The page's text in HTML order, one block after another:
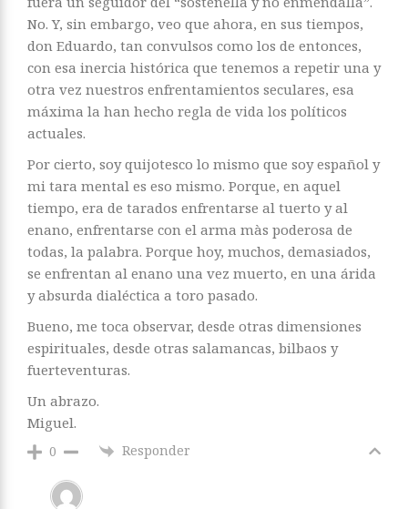
No. Y, sin embargo, veo que ahora, en sus tiempos,
don Eduardo, tan convulsos como los de entonces,
con esa inercia histórica que tenemos a repetir una y
otra vez nuestros enfrentamientos seculares, esa
máxima la han hecho regla de vida los políticos
actuales.
Por cierto, soy quijotesco lo mismo que soy español y
mi tara mental es eso mismo. Porque, en aquel
tiempo, era de tarados enfrentarse al tuerto y al
enano, enfrentarse con el arma màs poderosa de
todas, la palabra. Porque hoy, muchos, demasiados,
se enfrentan al enano una vez muerto, en una árida
y absurda dialéctica a toro pasado.
Bueno, me toca observar, desde otras dimensiones
espirituales, desde otras salamancas, bilbaos y
fuerteventuras.
Un abrazo.
Miguel.
0 Responder